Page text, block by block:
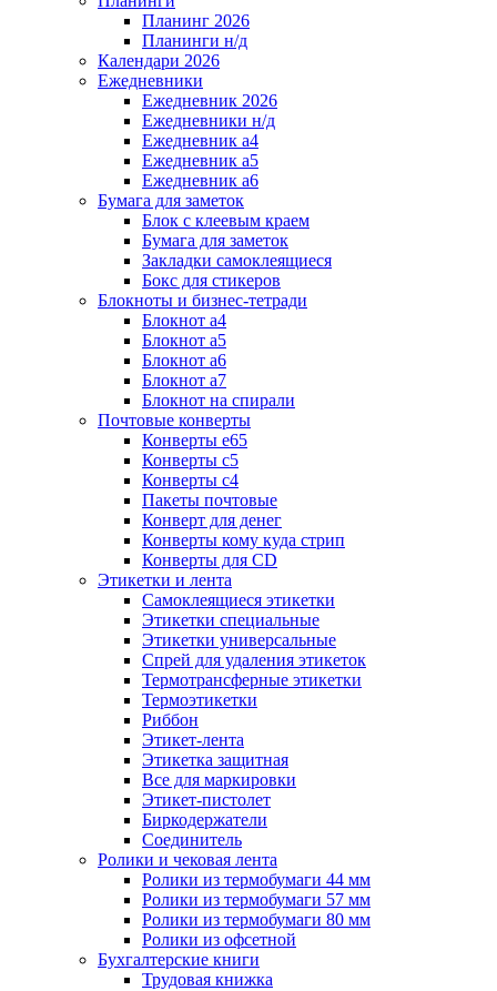
Планинг 2026
Планинги н/д
Календари 2026
Ежедневники
Ежедневник 2026
Ежедневники н/д
Ежедневник а4
Ежедневник а5
Ежедневник а6
Бумага для заметок
Блок с клеевым краем
Бумага для заметок
Закладки самоклеящиеся
Бокс для стикеров
Блокноты и бизнес-тетради
Блокнот а4
Блокнот а5
Блокнот а6
Блокнот а7
Блокнот на спирали
Почтовые конверты
Конверты е65
Конверты с5
Конверты с4
Пакеты почтовые
Конверт для денег
Конверты кому куда стрип
Конверты для CD
Этикетки и лента
Самоклеящиеся этикетки
Этикетки специальные
Этикетки универсальные
Спрей для удаления этикеток
Термотрансферные этикетки
Термоэтикетки
Риббон
Этикет-лента
Этикетка защитная
Все для маркировки
Этикет-пистолет
Биркодержатели
Соединитель
Ролики и чековая лента
Ролики из термобумаги 44 мм
Ролики из термобумаги 57 мм
Ролики из термобумаги 80 мм
Ролики из офсетной
Бухгалтерские книги
Трудовая книжка